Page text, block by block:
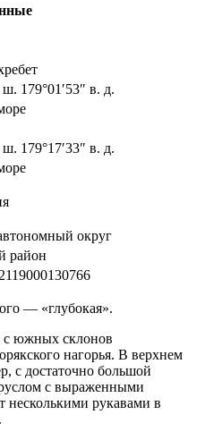
ш. 179°01′53″ в. д.
ш. 179°17′33″ в. д.
округ
район
— «глубокая».
с южных склонов
нагорья. В верхнем
с достаточно большой
с выраженными
несколькими рукавами в